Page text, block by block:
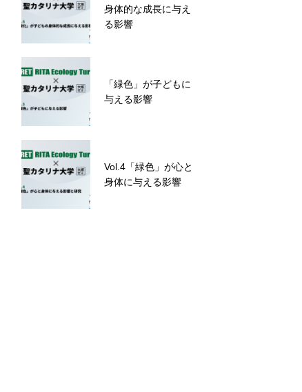
身体的な成長に与え
る影響
「緑色」が子どもに
与える影響
Vol.4「緑色」が心と
身体に与える影響
3世代までの歴史を
探る！
「緑色」が子どもに
与える影響
身体的な成長に与え
る影響